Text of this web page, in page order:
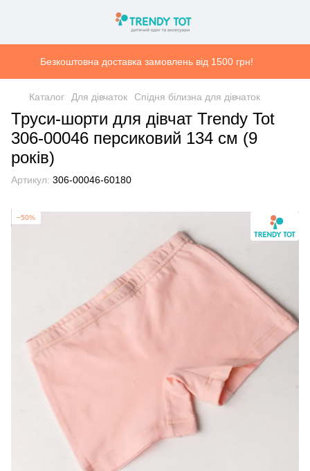
Безкоштовна доставка замовлень від 1500 грн!
Каталог Для дівчаток Спідня білизна для дівчаток
Труси-шорти для дівчат Trendy Tot
306-00046 персиковий 134 см (9
років)
Артикул: 306-00046-60180
−50%